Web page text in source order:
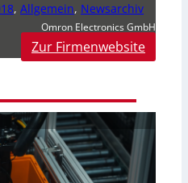
, Allgemein, Newsarchiv
Omron Electronics GmbH
Zur Firmenwebsite